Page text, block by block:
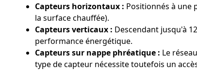
Capteurs horizontaux : Positionnés à une
la surface chauffée).
Capteurs verticaux : Descendant jusqu'à
performance énergétique.
Capteurs sur nappe phréatique : Le
type de capteur nécessite toutefois un